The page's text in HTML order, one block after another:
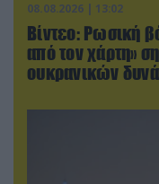
08.08.2026 | 13:02
Βίντεο: Ρωσική
από τον χάρτη»
ουκρανικών